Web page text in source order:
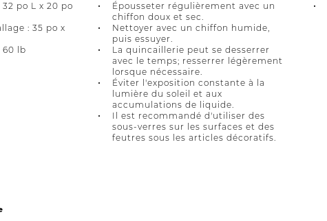
po L x 20 po
: 35 po x
60 lb
Épousseter régulièrement avec un
chiffon doux et sec.
Nettoyer avec un chiffon humide,
puis essuyer.
La quincaillerie peut se desserrer
avec le temps; resserrer légèrement
lorsque nécessaire.
Éviter l'exposition constante à la
lumière du soleil et aux
accumulations de liquide.
Il est recommandé d'utiliser des
sous-verres sur les surfaces et des
feutres sous les articles décoratifs.